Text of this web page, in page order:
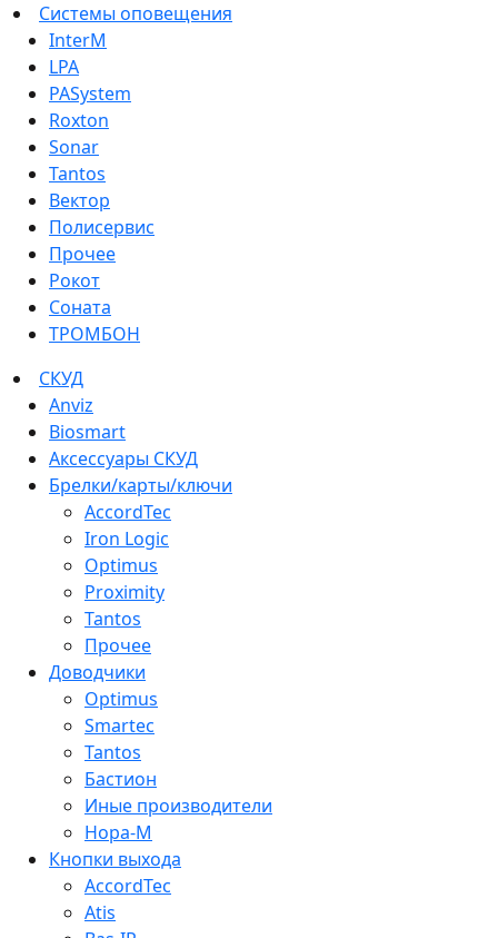
Системы оповещения
InterM
LPA
PASystem
Roxton
Sonar
Tantos
Вектор
Полисервис
Прочее
Рокот
Соната
ТРОМБОН
СКУД
Anviz
Biosmart
Аксессуары СКУД
Брелки/карты/ключи
AccordTec
Iron Logic
Optimus
Proximity
Tantos
Прочее
Доводчики
Optimus
Smartec
Tantos
Бастион
Иные производители
Нора-М
Кнопки выхода
AccordTec
Atis